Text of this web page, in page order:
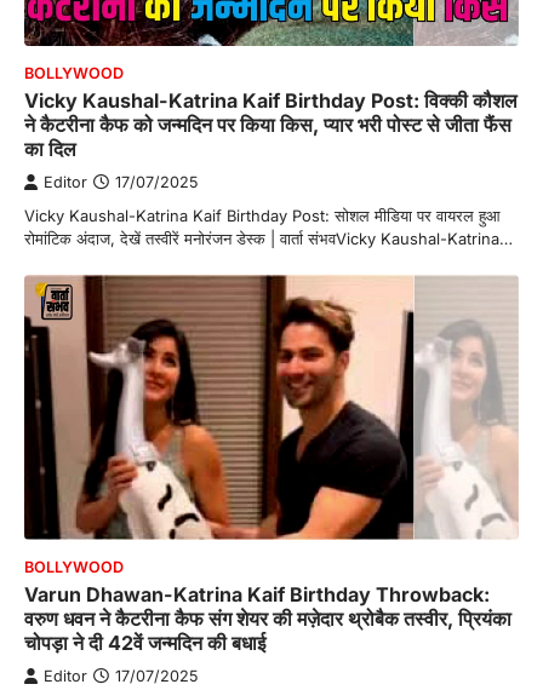
BOLLYWOOD
Vicky Kaushal-Katrina Kaif Birthday Post: विक्की कौशल
ने कैटरीना कैफ को जन्मदिन पर किया किस, प्यार भरी पोस्ट से जीता फैंस
का दिल
Editor 17/07/2025
Vicky Kaushal-Katrina Kaif Birthday Post: सोशल मीडिया पर वायरल हुआ
रोमांटिक अंदाज, देखें तस्वीरें मनोरंजन डेस्क | वार्ता संभवVicky Kaushal-Katrina…
BOLLYWOOD
Varun Dhawan-Katrina Kaif Birthday Throwback:
वरुण धवन ने कैटरीना कैफ संग शेयर की मज़ेदार थ्रोबैक तस्वीर, प्रियंका
चोपड़ा ने दी 42वें जन्मदिन की बधाई
Editor 17/07/2025